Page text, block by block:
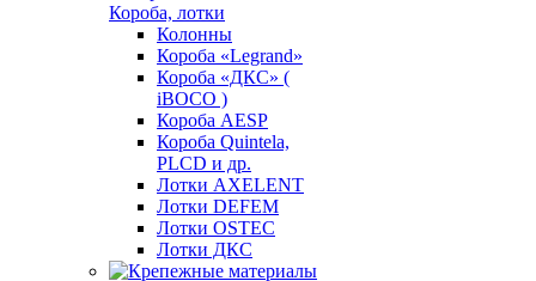
Короба, лотки
Колонны
Короба «Legrand»
Короба «ДКС» (
iBOCO )
Короба AESP
Короба Quintela,
PLCD и др.
Лотки AXELENT
Лотки DEFEM
Лотки OSTEC
Лотки ДКС